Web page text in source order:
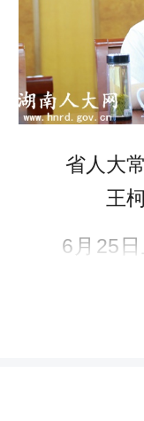
省人大常
王
6月25日
委员会、常
常委会委员